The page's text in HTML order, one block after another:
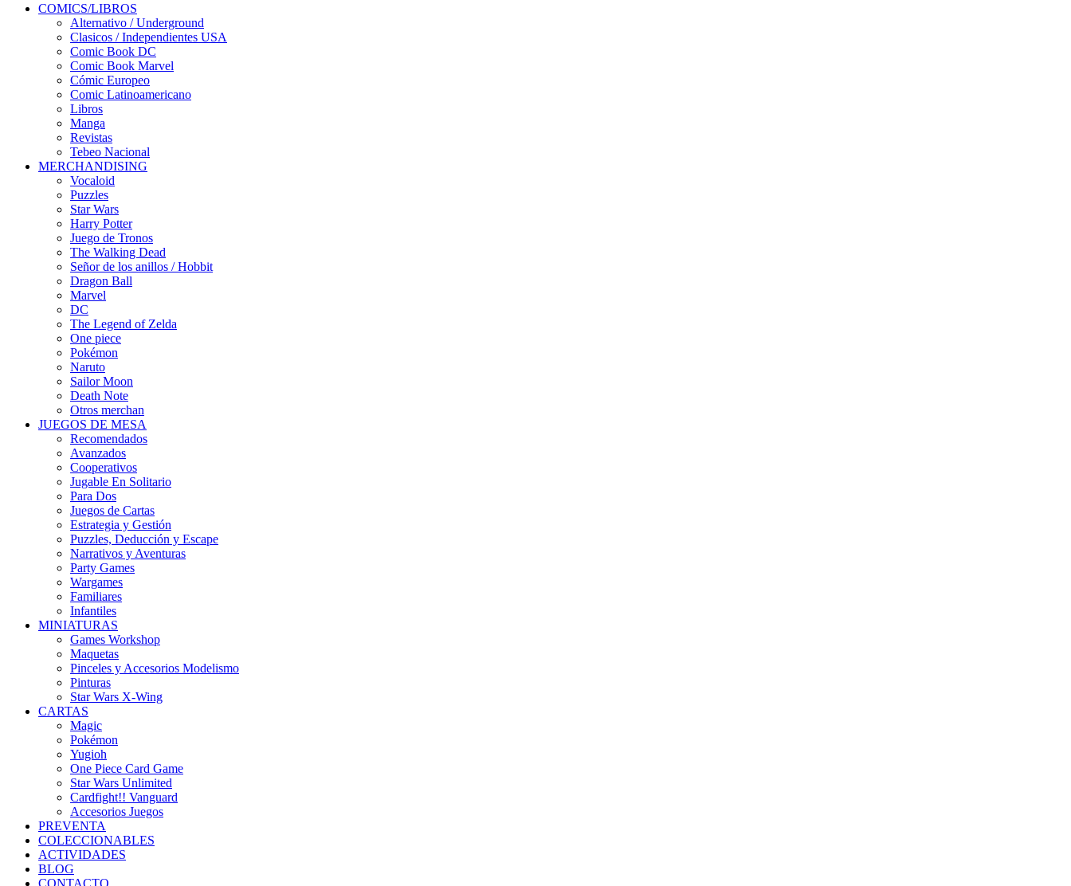
COMICS/LIBROS
Alternativo / Underground
Clasicos / Independientes USA
Comic Book DC
Comic Book Marvel
Cómic Europeo
Comic Latinoamericano
Libros
Manga
Revistas
Tebeo Nacional
MERCHANDISING
Vocaloid
Puzzles
Star Wars
Harry Potter
Juego de Tronos
The Walking Dead
Señor de los anillos / Hobbit
Dragon Ball
Marvel
DC
The Legend of Zelda
One piece
Pokémon
Naruto
Sailor Moon
Death Note
Otros merchan
JUEGOS DE MESA
Recomendados
Avanzados
Cooperativos
Jugable En Solitario
Para Dos
Juegos de Cartas
Estrategia y Gestión
Puzzles, Deducción y Escape
Narrativos y Aventuras
Party Games
Wargames
Familiares
Infantiles
MINIATURAS
Games Workshop
Maquetas
Pinceles y Accesorios Modelismo
Pinturas
Star Wars X-Wing
CARTAS
Magic
Pokémon
Yugioh
One Piece Card Game
Star Wars Unlimited
Cardfight!! Vanguard
Accesorios Juegos
PREVENTA
COLECCIONABLES
ACTIVIDADES
BLOG
CONTACTO